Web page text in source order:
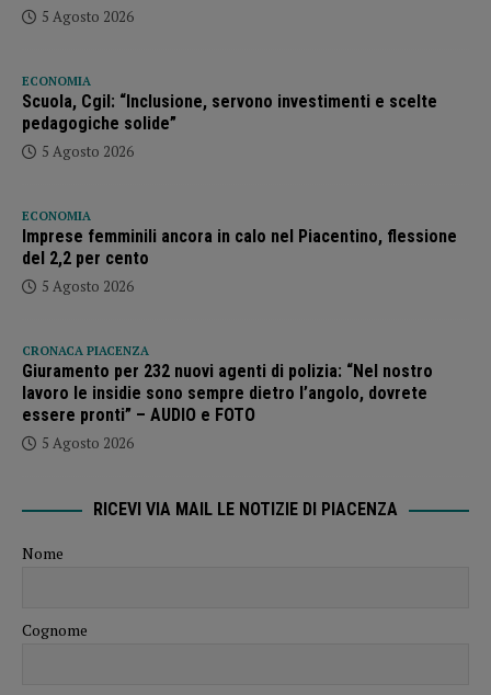
5 Agosto 2026
ECONOMIA
Scuola, Cgil: “Inclusione, servono investimenti e scelte
pedagogiche solide”
5 Agosto 2026
ECONOMIA
Imprese femminili ancora in calo nel Piacentino, flessione
del 2,2 per cento
5 Agosto 2026
CRONACA PIACENZA
Giuramento per 232 nuovi agenti di polizia: “Nel nostro
lavoro le insidie sono sempre dietro l’angolo, dovrete
essere pronti” – AUDIO e FOTO
5 Agosto 2026
RICEVI VIA MAIL LE NOTIZIE DI PIACENZA
Nome
Cognome